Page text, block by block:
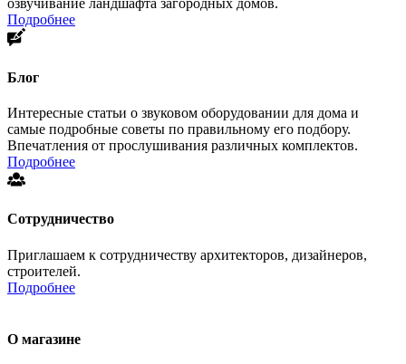
озвучивание ландшафта загородных домов.
Подробнее
Блог
Интересные статьи о звуковом оборудовании для дома и
самые подробные советы по правильному его подбору.
Впечатления от прослушивания различных комплектов.
Подробнее
Сотрудничество
Приглашаем к сотрудничеству архитекторов, дизайнеров,
строителей.
Подробнее
О магазине